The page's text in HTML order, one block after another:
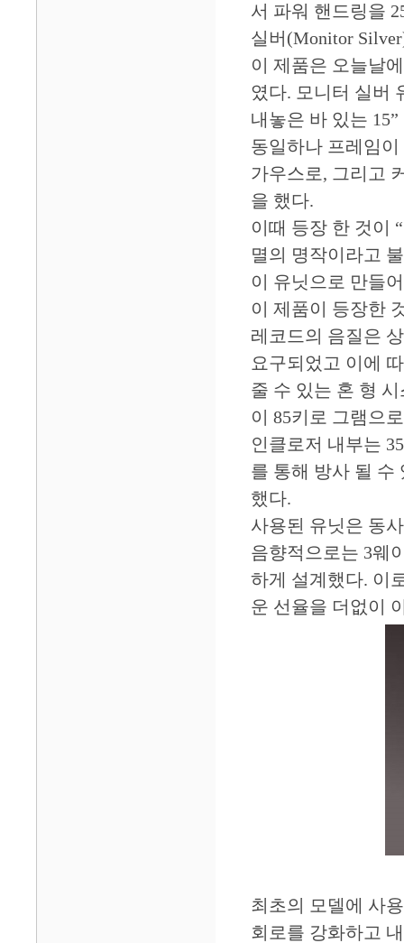
서 파워 핸드링을
실버(Monitor
이 제품은 오늘날
였다. 모니터 실버
내놓은 바 있는
동일하나 프레임
가우스로, 그리고
을 했다.
이때 등장 한 것이
멸의 명작이라고
이 유닛으로 만들
이 제품이 등장한
레코드의 음질은
요구되었고 이에
줄 수 있는 혼 형
이 85키로 그램으
인클로저 내부는
를 통해 방사 될 수
했다.
사용된 유닛은 동
음향적으로는 3웨
하게 설계했다. 이
운 선율을 더없이
최초의 모델에 사
회로를 강화하고